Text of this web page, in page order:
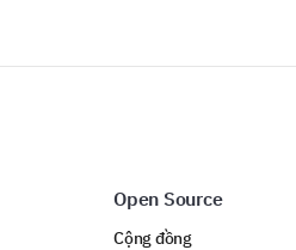
Open Source
Cộng đồng